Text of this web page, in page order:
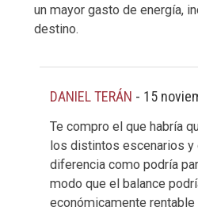
un mayor gasto de energía,
destino.
DANIEL TERÁN - 15
Te compro el que habría
los distintos escenarios
diferencia como podría
modo que el balance
económicamente rentable